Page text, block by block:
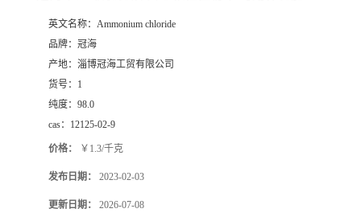
英文名称： Ammonium chloride
品牌： 冠海
产地： 淄博冠海工贸有限公司
货号： 1
纯度： 98.0
cas： 12125-02-9
价格： ￥1.3/千克
发布日期： 2023-02-03
更新日期： 2026-07-08